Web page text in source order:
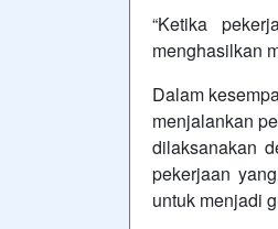
“Ketika
menghasilkan
Dalam
menjalankan
dilaksanakan
pekerjaan
untuk menjadi